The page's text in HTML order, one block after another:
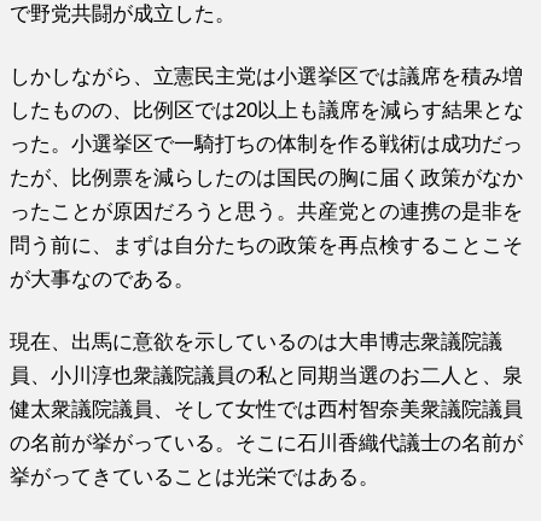
で野党共闘が成立した。
しかしながら、立憲民主党は小選挙区では議席を積み増
したものの、比例区では20以上も議席を減らす結果とな
った。小選挙区で一騎打ちの体制を作る戦術は成功だっ
たが、比例票を減らしたのは国民の胸に届く政策がなか
ったことが原因だろうと思う。共産党との連携の是非を
問う前に、まずは自分たちの政策を再点検することこそ
が大事なのである。
現在、出馬に意欲を示しているのは大串博志衆議院議
員、小川淳也衆議院議員の私と同期当選のお二人と、泉
健太衆議院議員、そして女性では西村智奈美衆議院議員
の名前が挙がっている。そこに石川香織代議士の名前が
挙がってきていることは光栄ではある。